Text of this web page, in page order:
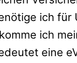
ich für
ich
eine